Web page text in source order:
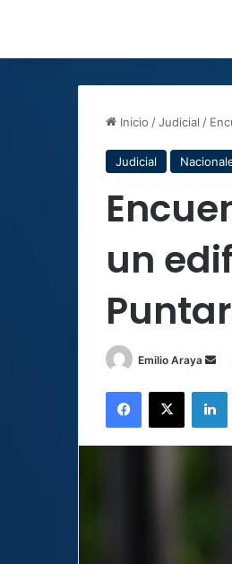
Inicio /Judicial /
Judicial
un
Emilio Araya
Facebook
X